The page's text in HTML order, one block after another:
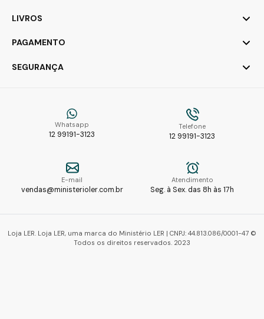
Whatsapp
12 99191-3123
Telefone
12 99191-3123
E-mail
vendas@ministerioler.com.br
Atendimento
Seg. à Sex. das 8h às 17h
LIVROS
PAGAMENTO
SEGURANÇA
Loja LER. Loja LER, uma marca do Ministério LER | CNPJ: 44.813.086/0001-47 ©
Todos os direitos reservados. 2023